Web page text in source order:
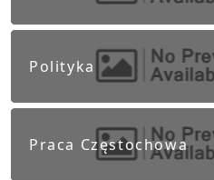
Polityka
Praca Częstochowa